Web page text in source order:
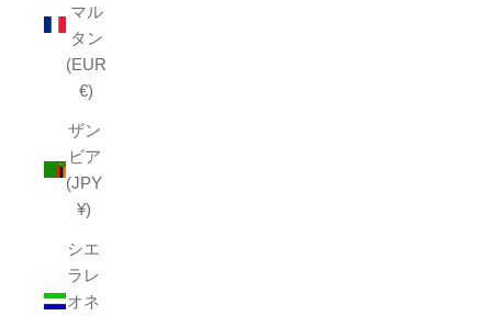
マル
タン
(EUR
€)
ザン
ビア
(JPY
¥)
シエ
ラレ
オネ